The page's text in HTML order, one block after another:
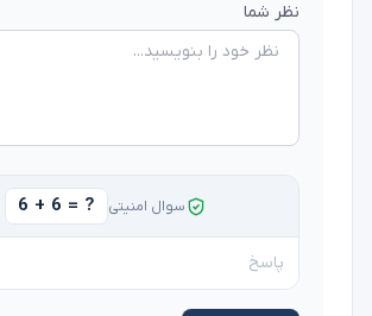
نظر شما
سوال امنیتی 6 + 6 = ?